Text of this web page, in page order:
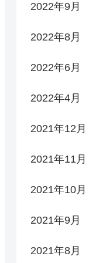
2022年9月
2022年8月
2022年6月
2022年4月
2021年12月
2021年11月
2021年10月
2021年9月
2021年8月